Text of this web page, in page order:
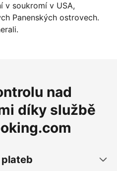
v soukromí v USA,
Panenských ostrovech.
nad
díky službě